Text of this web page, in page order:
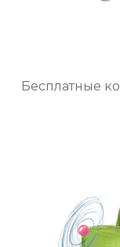
Бесплатные